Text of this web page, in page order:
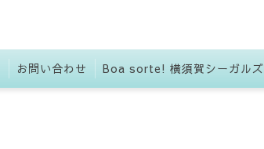
お問い合わせ Boa sorte! 横須賀シーガルズ